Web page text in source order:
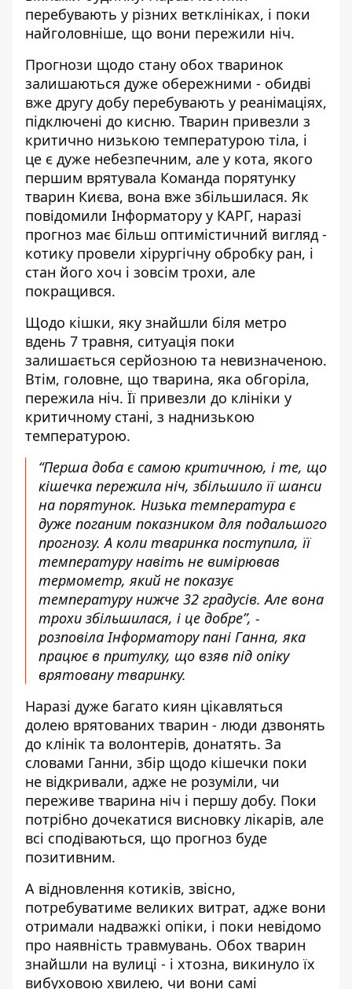
перебувають у різних ветклініках, і поки
найголовніше, що вони пережили ніч.
Прогнози щодо стану обох тваринок
залишаються дуже обережними - обидві
вже другу добу перебувають у реанімаціях,
підключені до кисню. Тварин привезли з
критично низькою температурою тіла, і
це є дуже небезпечним, але у кота, якого
першим врятувала Команда порятунку
тварин Києва, вона вже збільшилася. Як
повідомили Інформатору у КАРГ, наразі
прогноз має більш оптимістичний вигляд -
котику провели хірургічну обробку ран, і
стан його хоч і зовсім трохи, але
покращився.
Щодо кішки, яку знайшли біля метро
вдень 7 травня, ситуація поки
залишається серйозною та невизначеною.
Втім, головне, що тварина, яка обгоріла,
пережила ніч. Її привезли до клініки у
критичному стані, з наднизькою
температурою.
“Перша доба є самою критичною, і те, що
кішечка пережила ніч, збільшило її шанси
на порятунок. Низька температура є
дуже поганим показником для подальшого
прогнозу. А коли тваринка поступила, її
температуру навіть не вимірював
термометр, який не показує
температуру нижче 32 градусів. Але вона
трохи збільшилася, і це добре”, -
розповіла Інформатору пані Ганна, яка
працює в притулку, що взяв під опіку
врятовану тваринку.
Наразі дуже багато киян цікавляться
долею врятованих тварин - люди дзвонять
до клінік та волонтерів, донатять. За
словами Ганни, збір щодо кішечки поки
не відкривали, адже не розуміли, чи
переживе тварина ніч і першу добу. Поки
потрібно дочекатися висновку лікарів, але
всі сподіваються, що прогноз буде
позитивним.
А відновлення котиків, звісно,
потребуватиме великих витрат, адже вони
отримали надважкі опіки, і поки невідомо
про наявність травмувань. Обох тварин
знайшли на вулиці - і хтозна, викинуло їх
вибуховою хвилею, чи вони самі